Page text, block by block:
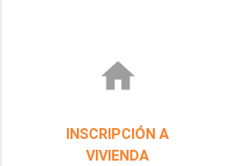
home
INSCRIPCIÓN A
VIVIENDA